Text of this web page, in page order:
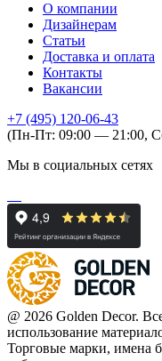
О компании
Дизайнерам
Статьи
Доставка и оплата
Контакты
Вакансии
+7 (495) 120-06-43
(Пн-Пт: 09:00 — 21:00,
Мы в социальных сетях
@ 2026 Golden Decor.
использование
Торговые марки, имена